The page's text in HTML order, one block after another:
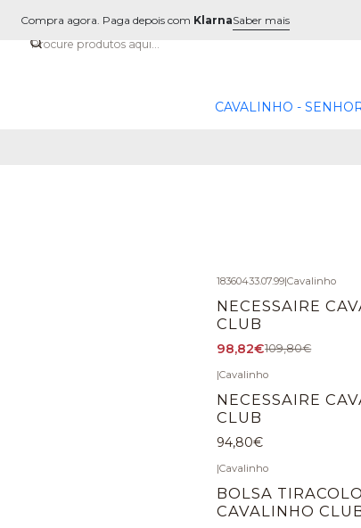
CAVALINHO -
Compra agora. Paga depois com KlarnaSaber mais
18360433.07.99|Cavalinho
NECESSAIRE
CLUB
98,82€109,80€
|Cavalinho
NECESSAIRE
CLUB
94,80€
|Cavalinho
BOLSA TIRACOLO
CAVALINHO